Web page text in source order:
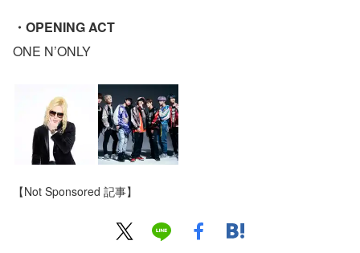
・OPENING ACT
ONE N’ONLY
【Not Sponsored 記事】